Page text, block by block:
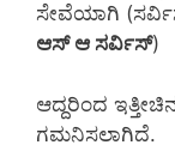
ಸೇವೆಯಾಗಿ
ಆಸ್ ಆ ಸರ್ವಿಸ್)
ಆದ್ದರಿಂದ
ಗಮನಿಸಲಾಗಿದೆ.